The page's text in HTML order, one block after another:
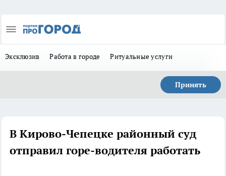
Эксклюзив Работа в городе Ритуальные услуги
Принять
В Кирово-Чепецке районный суд
отправил горе-водителя работать